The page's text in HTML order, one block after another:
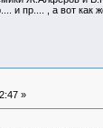
и пр.... , а вот как
»